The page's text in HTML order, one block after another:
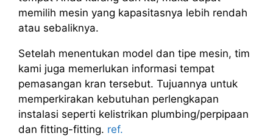
memilih mesin yang kapasitasnya lebih rendah
atau sebaliknya.
Setelah menentukan model dan tipe mesin, tim
kami juga memerlukan informasi tempat
pemasangan kran tersebut. Tujuannya untuk
memperkirakan kebutuhan perlengkapan
instalasi seperti kelistrikan plumbing/perpipaan
dan fitting-fitting. ref.